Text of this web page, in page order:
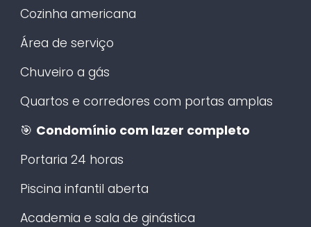
Cozinha americana
Área de serviço
Chuveiro a gás
Quartos e corredores com portas amplas
🎯 Condomínio com lazer completo
Portaria 24 horas
Piscina infantil aberta
Academia e sala de ginástica